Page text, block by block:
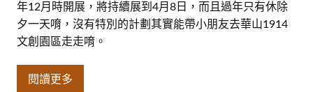
年12月時開展，將持續展到4月8日，而且過年只有休除
夕一天唷，沒有特別的計劃其實能帶小朋友去華山1914
文創園區走走唷。
閱讀更多